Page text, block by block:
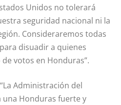
Unidos no tolerará
seguridad nacional ni la
Consideraremos todas
disuadir a quienes
votos en Honduras”.
Administración del
una Honduras fuerte y